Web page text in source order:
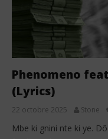
Phenomeno
(Lyrics)
22 octobre 2025 Stone
Mbe ki gnini nte ki ye.